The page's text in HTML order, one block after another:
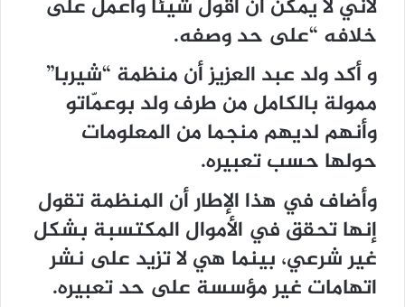
لأني لا يمكن أن أقول شيئا وأعمل على
خلافه “على حد وصفه.
و أكد ولد عبد العزيز أن منظمة “شيربا”
ممولة بالكامل من طرف ولد بوعمّاتو
وأنهم لديهم منجما من المعلومات
حولها حسب تعبيره.
وأضاف في هذا الإطار أن المنظمة تقول
إنها تحقق في الأموال المكتسبة بشكل
غير شرعي، بينما هي لا تزيد على نشر
اتهامات غير مؤسسة على حد تعبيره.